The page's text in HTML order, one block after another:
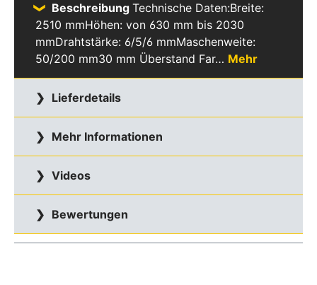
Beschreibung Technische Daten:Breite:
2510 mmHöhen: von 630 mm bis 2030
mmDrahtstärke: 6/5/6 mmMaschenweite:
50/200 mm30 mm Überstand Far… Mehr
Lieferdetails
Mehr Informationen
Videos
Bewertungen